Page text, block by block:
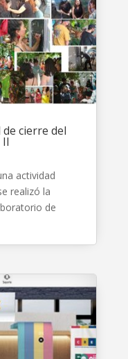
cierre del
actividad
realizó la
de